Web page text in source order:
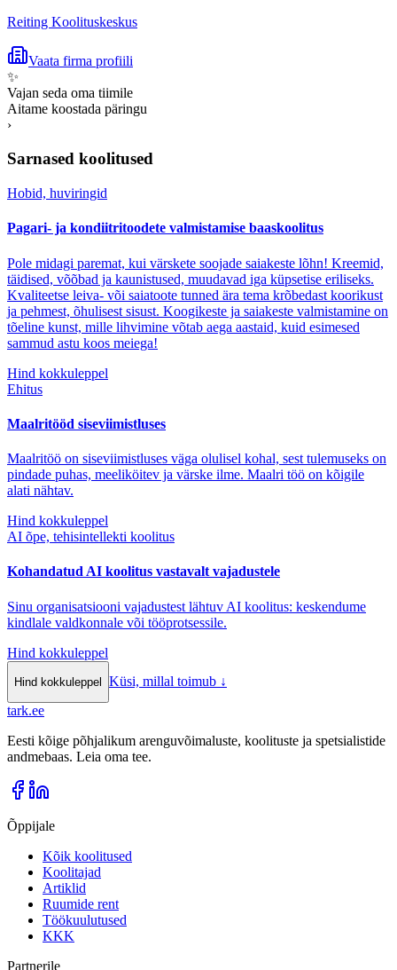
Reiting Koolituskeskus
Vaata firma profiili
✨
Vajan seda oma tiimile
Aitame koostada päringu
›
Sarnased koolitused
Hobid, huviringid
Pagari- ja kondiitritoodete valmistamise baaskoolitus
Pole midagi paremat, kui värskete soojade saiakeste lõhn! Kreemid,
täidised, võõbad ja kaunistused, muudavad iga küpsetise eriliseks.
Kvaliteetse leiva- või saiatoote tunned ära tema krõbedast koorikust
ja pehmest, õhulisest sisust. Koogikeste ja saiakeste valmistamine on
tõeline kunst, mille lihvimine võtab aega aastaid, kuid esimesed
sammud astu koos meiega!
Hind kokkuleppel
Ehitus
Maalritööd siseviimistluses
Maalritöö on siseviimistluses väga olulisel kohal, sest tulemuseks on
pindade puhas, meeliköitev ja värske ilme. Maalri töö on kõigile
alati nähtav.
Hind kokkuleppel
AI õpe, tehisintellekti koolitus
Kohandatud AI koolitus vastavalt vajadustele
Sinu organisatsiooni vajadustest lähtuv AI koolitus: keskendume
kindlale valdkonnale või tööprotsessile.
Hind kokkuleppel
Hind kokkuleppel Küsi, millal toimub ↓
tark.ee
Eesti kõige põhjalikum arenguvõimaluste, koolituste ja spetsialistide
andmebaas. Leia oma tee.
Õppijale
Kõik koolitused
Koolitajad
Artiklid
Ruumide rent
Töökuulutused
KKK
Partnerile